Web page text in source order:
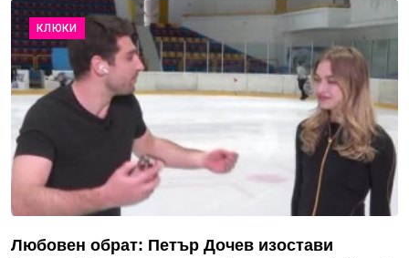
КЛЮКИ
Любовен обрат: Петър Дочев изостави